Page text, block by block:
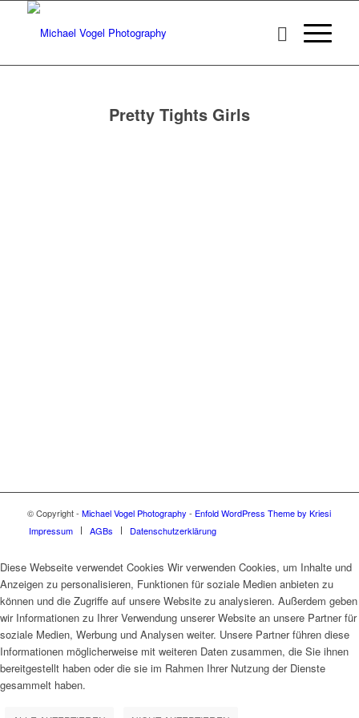
Pretty Tights Girls
© Copyright - Michael Vogel Photography - Enfold WordPress Theme by Kriesi
Impressum
AGBs Datenschutzerklärung
Diese Webseite verwendet Cookies Wir verwenden Cookies, um Inhalte und
Anzeigen zu personalisieren, Funktionen für soziale Medien anbieten zu
können und die Zugriffe auf unsere Website zu analysieren. Außerdem geben
wir Informationen zu Ihrer Verwendung unserer Website an unsere Partner für
soziale Medien, Werbung und Analysen weiter. Unsere Partner führen diese
Informationen möglicherweise mit weiteren Daten zusammen, die Sie ihnen
bereitgestellt haben oder die sie im Rahmen Ihrer Nutzung der Dienste
gesammelt haben.